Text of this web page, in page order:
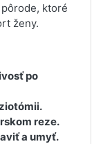
ktoré
ženy.
po
reze.
a umyť.